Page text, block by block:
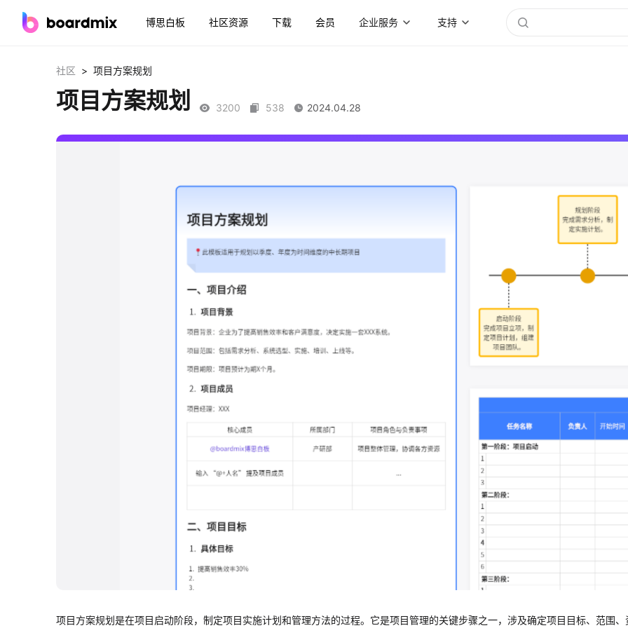
博思白板 社区资源 下载 会员 企业服务 支持
社区 > 项目方案规划
项目方案规划 3200 538 2024.04.28
项目方案规划是在项目启动阶段，制定项目实施计划和管理方法的过程。它是项目管理的关键步骤之一，涉及确定项目目标、范围、